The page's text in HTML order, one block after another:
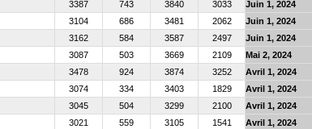
3387 743 3840 3033 Juin 1, 2024
3104 686 3481 2062 Juin 1, 2024
3162 584 3587 2497 Juin 1, 2024
3087 503 3669 2109 Mai 2, 2024
3478 924 3874 3252 Avril 1, 2024
3074 334 3403 1829 Avril 1, 2024
3045 504 3299 2100 Avril 1, 2024
3021 559 3105 1541 Avril 1, 2024